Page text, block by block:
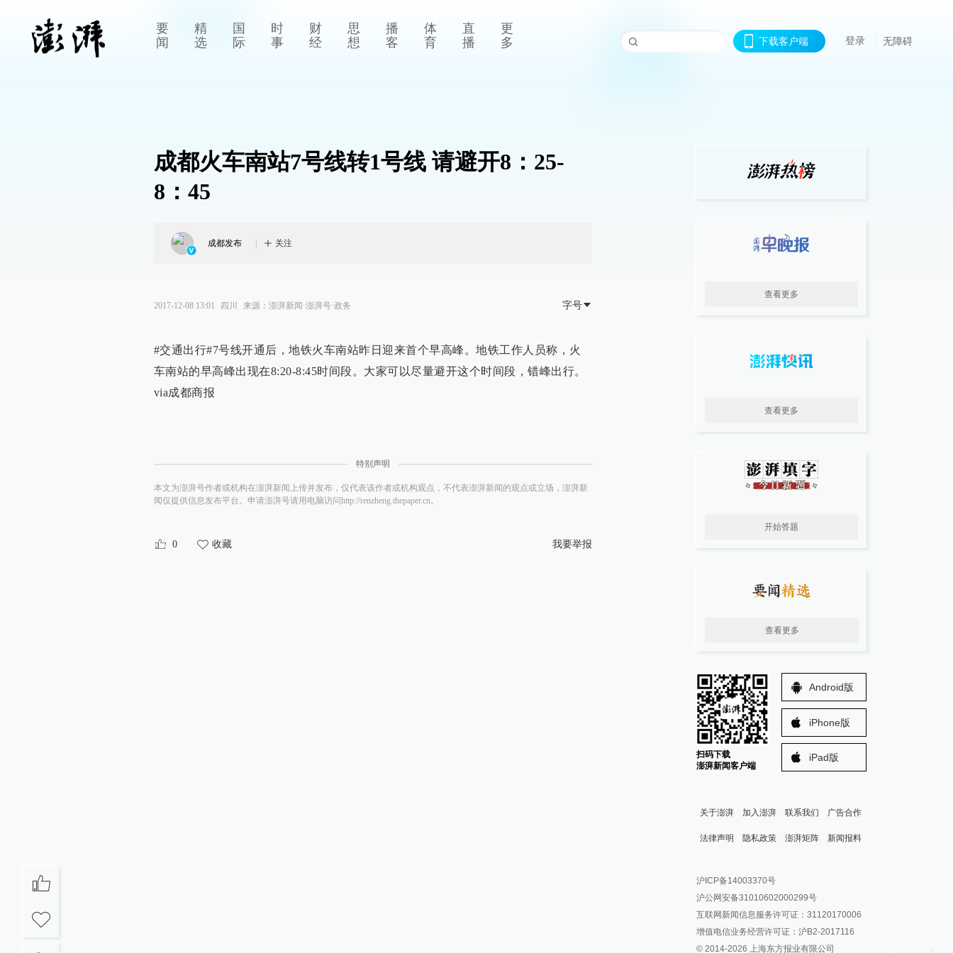
要
闻
精
选
国
际
时
事
财
经
思
想
播
客
体
育
直
播
更
多
下载客户端 登录 无障碍
成都火车南站7号线转1号线 请避开8：25-
8：45
成都发布 关注
2017-12-08 13:01 四川 来源： 澎湃新闻·澎湃号·政务 字号
#交通出行#7号线开通后，地铁火车南站昨日迎来首个早高峰。地铁工作人员称，火
车南站的早高峰出现在8:20-8:45时间段。大家可以尽量避开这个时间段，错峰出行。
via成都商报
特别声明
本文为澎湃号作者或机构在澎湃新闻上传并发布，仅代表该作者或机构观点，不代表澎湃新闻的观点或立场，澎湃新
闻仅提供信息发布平台。申请澎湃号请用电脑访问http://renzheng.thepaper.cn。
0 收藏 我要举报
查看更多
查看更多
开始答题
查看更多
扫码下载
澎湃新闻客户端
Android版
iPhone版
iPad版
关于澎湃 加入澎湃 联系我们 广告合作
法律声明 隐私政策 澎湃矩阵
澎湃新闻公众号
澎湃新闻抖音号
派生万物开放平台
IP SHANGHAI
新闻报料
报料邮箱: news@thepaper.cn
沪ICP备14003370号
沪公网安备31010602000299号
互联网新闻信息服务许可证：31120170006
增值电信业务经营许可证：沪B2-2017116
© 2014-2026 上海东方报业有限公司